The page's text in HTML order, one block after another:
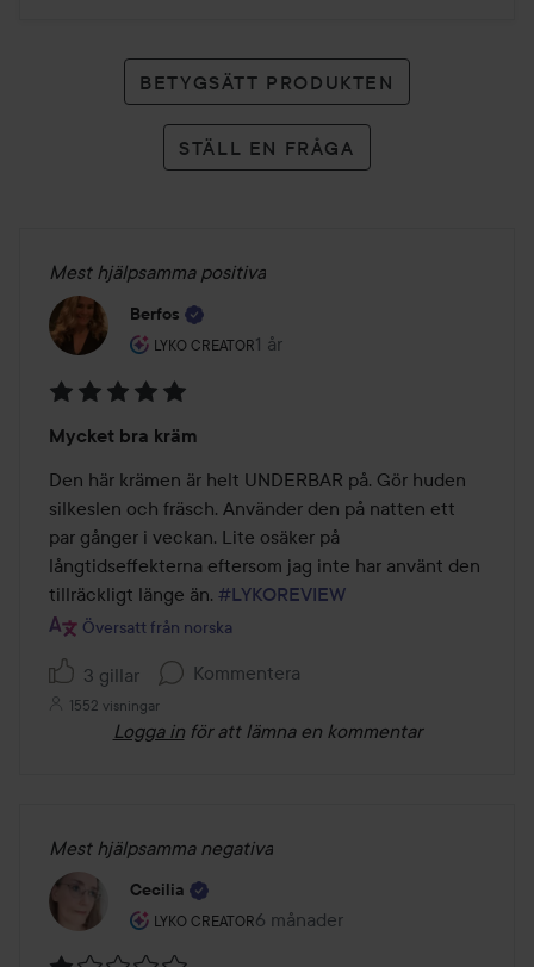
BETYGSÄTT PRODUKTEN
STÄLL EN FRÅGA
Mest hjälpsamma positiva
Berfos
LYKO CREATOR
Användarens roll: Lyko Creator.
1 år
Inlägget skapades 1 år
5
av
5
Mycket bra kräm
Den här krämen är helt UNDERBAR på. Gör huden
silkeslen och fräsch. Använder den på natten ett
par gånger i veckan. Lite osäker på
långtidseffekterna eftersom jag inte har använt den
tillräckligt länge än. #LYKOREVIEW
Översatt från norska
3 gillar Kommentera
1552 visningar
Logga in för att lämna en kommentar
Mest hjälpsamma negativa
Cecilia
LYKO CREATOR
Användarens roll: Lyko Creator.
6 månader
Inlägget skapades 6 månader